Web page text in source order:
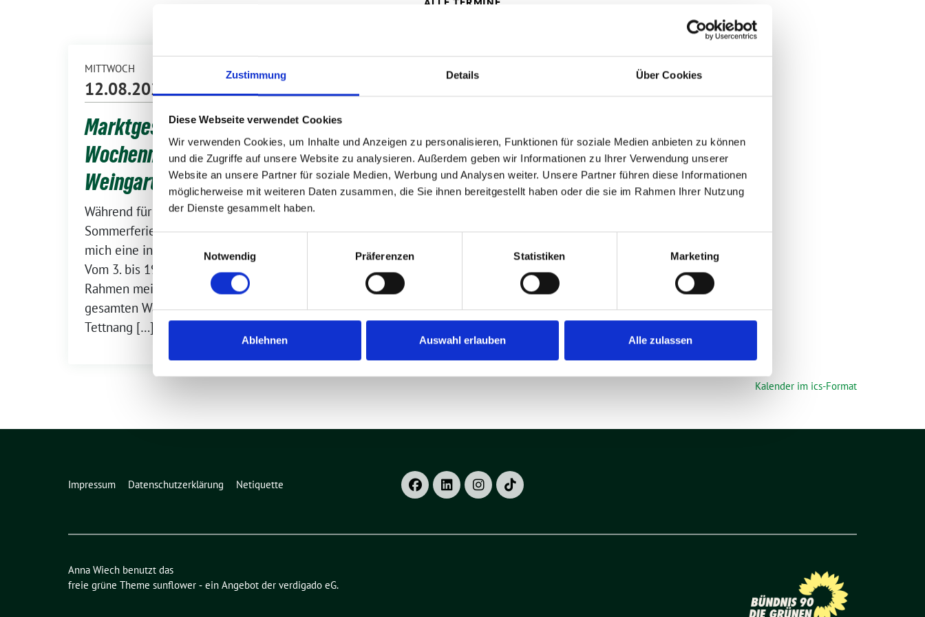
Zustimmung Details Über Cookies
Diese Webseite verwendet Cookies
Wir verwenden Cookies, um Inhalte und Anzeigen zu personalisieren, Funktionen für soziale Medien anbieten zu können
und die Zugriffe auf unsere Website zu analysieren. Außerdem geben wir Informationen zu Ihrer Verwendung unserer
Website an unsere Partner für soziale Medien, Werbung und Analysen weiter. Unsere Partner führen diese Informationen
möglicherweise mit weiteren Daten zusammen, die Sie ihnen bereitgestellt haben oder die sie im Rahmen Ihrer Nutzung
der Dienste gesammelt haben.
Einwilligungsauswahl
Notwendig
Präferenzen Statistiken Marketing
Ablehnen Auswahl erlauben Alle zulassen
MITTWOCH
12.08.202608:00 – 10:30 Uhr
Marktgespräch auf dem
Wochenmarkt in
Weingarten
Während für viele jetzt die
Sommerferien beginnen, startet für
mich eine intensive Zeit im Wahlkreis.
Vom 3. bis 19. August bin ich im
Rahmen meiner Sommertour im
gesamten Wahlkreis Ravensburg–
Tettnang […]
18.08.2026
Ravensburg
Zum Abschluss meiner diesjährigen
Sommertour möchte ich mit Ihnen den
herzlich zu meinem Gartengespräch
ein. Wir treffen uns am Dienstag, […]
Kalender im ics-Format
Impressum Datenschutzerklärung Netiquette
Anna Wiech benutzt das
freie grüne Theme sunflower ‐ ein Angebot der verdigado eG.